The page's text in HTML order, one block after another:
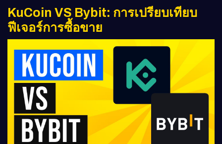
KuCoin VS Bybit: การเปรียบเทียบ
ฟีเจอร์การซื้อขาย